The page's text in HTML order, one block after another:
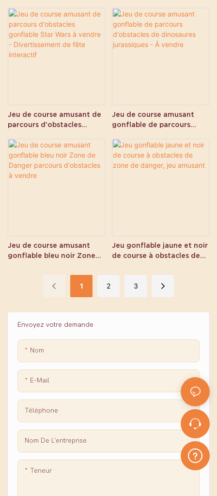
Envoyez votre demande
Nom
E-Mail
Téléphone
Nom De L'entreprise
Teneur
l'usine Sublimez votre
événement ou votre lieu avec
notre captivant labyrinthe de
glaces gonflable géant vert et
jaune personnalisé ! Conçue
conçue pour attirer les
participants de tous âges.
Jeu de course amusant de
parcours d'obstacles
vendre - Divertissement de
fête interactif
Jeu de course amusant
gonflable de parcours
jurassiques - À vendre
Jeu de course amusant
gonflable bleu noir Zone
d'obstacles à vendre
Jeu gonflable jaune et noir
de course à obstacles de
amusant
1 2 3